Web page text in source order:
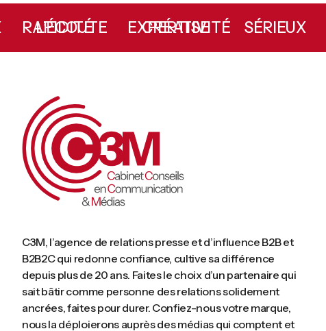
L’ÉCOUTE CRÉATIVITÉ
RAPIDITÉ EXPERTISE SÉRIEUX
C3M, l’agence de relations presse et d’influence B2B et
B2B2C qui redonne confiance, cultive sa différence
depuis plus de 20 ans. Faites le choix d’un partenaire qui
sait bâtir comme personne des relations solidement
ancrées, faites pour durer. Confiez-nous votre marque,
nous la déploierons auprès des médias qui comptent et